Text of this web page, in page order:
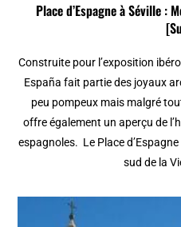
Place d’Espagne à Séville :
Construite pour l’exposition
España fait partie des joyaux
peu pompeux mais malgré
offre également un aperçu de
espagnoles. Le Place
sud de la